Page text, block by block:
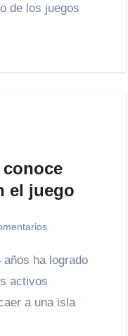
de los juegos
el juego
activos
a una isla